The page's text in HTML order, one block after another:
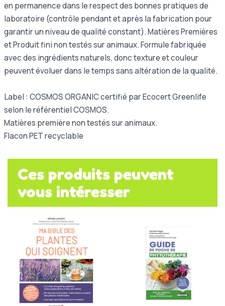
en permanence dans le respect des bonnes pratiques de
laboratoire (contrôle pendant et après la fabrication pour
garantir un niveau de qualité constant). Matières Premières
et Produit fini non testés sur animaux. Formule fabriquée
avec des ingrédients naturels, donc texture et couleur
peuvent évoluer dans le temps sans altération de la qualité.
Label : COSMOS ORGANIC certifié par Ecocert Greenlife
selon le référentiel COSMOS.
Matières première non testés sur animaux.
Flacon PET recyclable
Ces produits peuvent
vous intéresser